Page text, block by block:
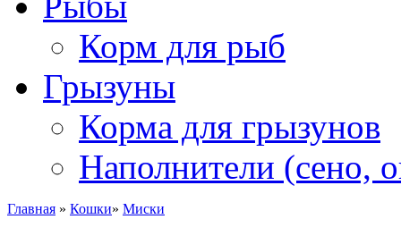
Корм для рыб
Грызуны
Корма для грызунов
Наполнители (сено,
Главная » Кошки» Миски